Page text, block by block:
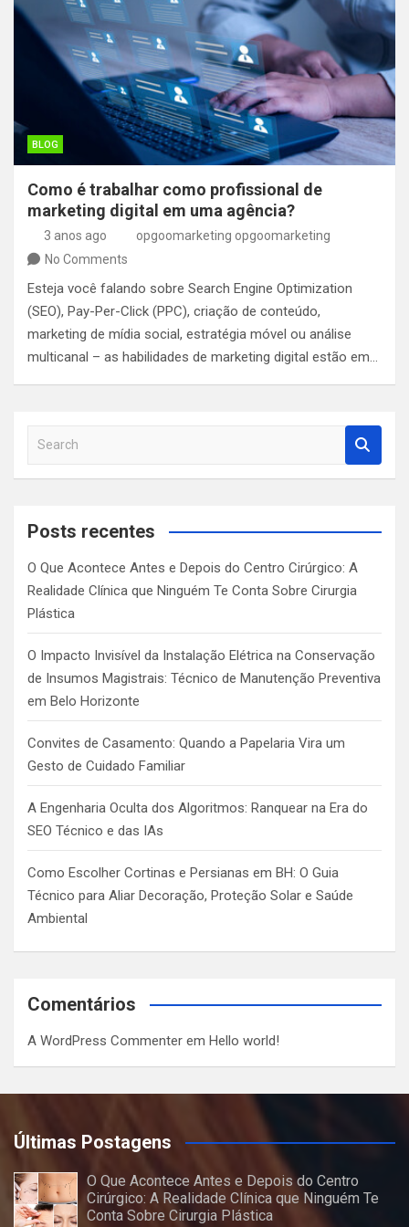
BLOG
Como é trabalhar como profissional de
marketing digital em uma agência?
3 anos ago
opgoomarketing opgoomarketing
No Comments
Esteja você falando sobre Search Engine Optimization
(SEO), Pay-Per-Click (PPC), criação de conteúdo,
marketing de mídia social, estratégia móvel ou análise
multicanal – as habilidades de marketing digital estão em…
a
c
Posts recentes
O Que Acontece Antes e Depois do Centro Cirúrgico: A
Realidade Clínica que Ninguém Te Conta Sobre Cirurgia
Plástica
O Impacto Invisível da Instalação Elétrica na Conservação
de Insumos Magistrais: Técnico de Manutenção Preventiva
em Belo Horizonte
Convites de Casamento: Quando a Papelaria Vira um
Gesto de Cuidado Familiar
A Engenharia Oculta dos Algoritmos: Ranquear na Era do
SEO Técnico e das IAs
Como Escolher Cortinas e Persianas em BH: O Guia
Técnico para Aliar Decoração, Proteção Solar e Saúde
Ambiental
Comentários
A WordPress Commenter em Hello world!
Últimas Postagens
O Que Acontece Antes e Depois do Centro
Cirúrgico: A Realidade Clínica que Ninguém Te
Conta Sobre Cirurgia Plástica